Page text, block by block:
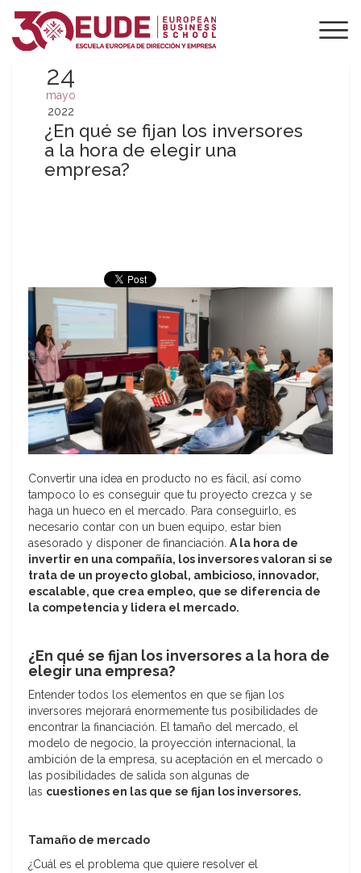
24
mayo
2022
¿En qué se fijan los inversores
a la hora de elegir una
empresa?
Convertir una idea en producto no es fácil, así como
tampoco lo es conseguir que tu proyecto crezca y se
haga un hueco en el mercado. Para conseguirlo, es
necesario contar con un buen equipo, estar bien
asesorado y disponer de financiación. A la hora de
invertir en una compañía, los inversores valoran si se
trata de un proyecto global, ambicioso, innovador,
escalable, que crea empleo, que se diferencia de
la competencia y lidera el mercado.
¿En qué se fijan los inversores a la hora de
elegir una empresa?
Entender todos los elementos en que se fijan los
inversores mejorará enormemente tus posibilidades de
encontrar la financiación. El tamaño del mercado, el
modelo de negocio, la proyección internacional, la
ambición de la empresa, su aceptación en el mercado o
las posibilidades de salida son algunas de
las cuestiones en las que se fijan los inversores.
Tamaño de mercado
¿Cuál es el problema que quiere resolver el